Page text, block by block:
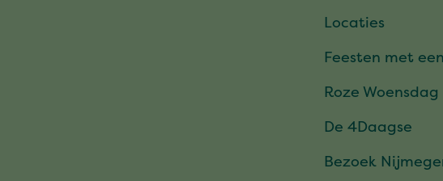
Locaties
Feesten met
Roze Woensdag
De 4Daagse
Bezoek